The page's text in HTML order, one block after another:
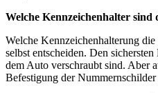
Welche Kennzeichenhalter sind
Welche Kennzeichenhalterung
selbst entscheiden. Den
dem Auto verschraubt sind. Aber
Befestigung der Nummernschilder